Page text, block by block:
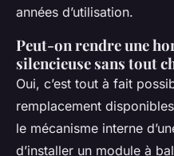
années d’utilisation.
Peut-on rendre une
silencieuse sans tout
Oui, c’est tout à fait
remplacement
le mécanisme interne
d’installer un module à